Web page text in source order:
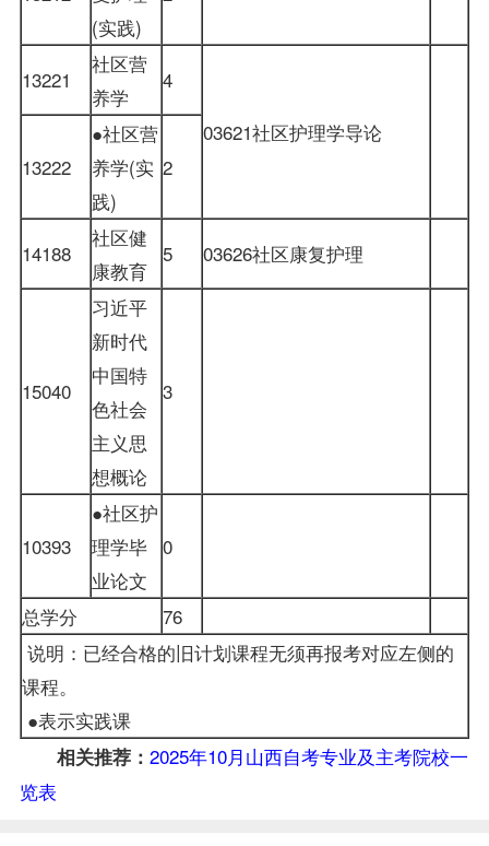
(实践)
13221
社区营
养学
4
03621社区护理学导论
13222
●社区营
养学(实
践)
2
14188
社区健
康教育
5 03626社区康复护理
15040
习近平
新时代
中国特
色社会
主义思
想概论
3
10393
●社区护
理学毕
业论文
0
总学分
76
说明：已经合格的旧计划课程无须再报考对应左侧的
课程。
●表示实践课
相关推荐： 2025年10月山西自考专业及主考院校一
览表